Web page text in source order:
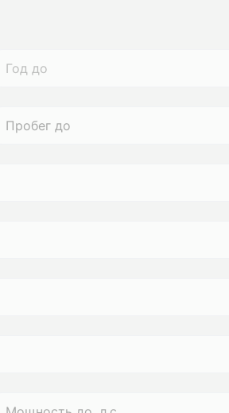
Год до